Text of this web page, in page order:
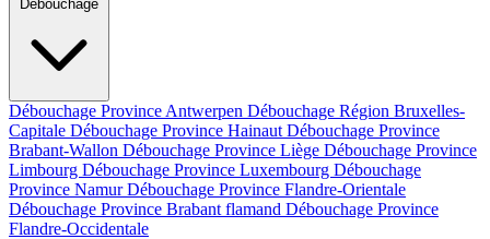
Débouchage Province Antwerpen Débouchage Région Bruxelles-
Capitale Débouchage Province Hainaut Débouchage Province
Brabant-Wallon Débouchage Province Liège Débouchage Province
Limbourg Débouchage Province Luxembourg Débouchage
Province NamurDébouchage Province Flandre-Orientale
Débouchage Province Brabant flamand Débouchage Province
Flandre-Occidentale